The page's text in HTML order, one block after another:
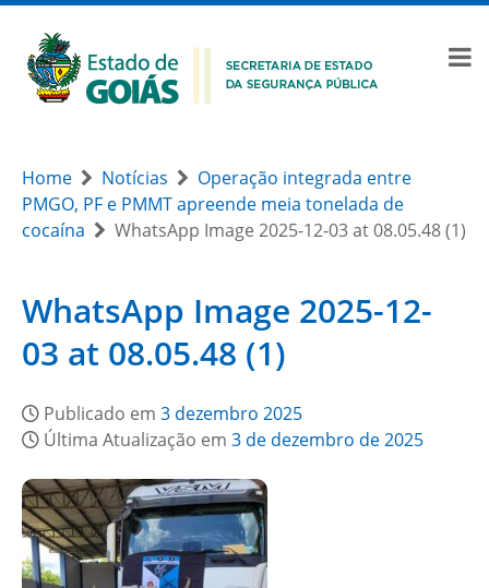
Home Notícias
Operação integrada entre
PMGO, PF e PMMT apreende meia tonelada de
cocaína
WhatsApp Image 2025-12-03 at 08.05.48 (1)
WhatsApp Image 2025-12-
03 at 08.05.48 (1)
Publicado em 3 dezembro 2025
Última Atualização em 3 de dezembro de 2025